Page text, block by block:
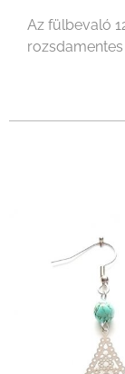
Az fülbevaló
rozsdamentes